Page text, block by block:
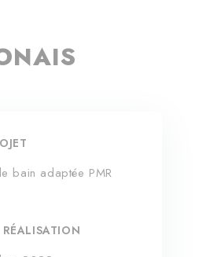
bain adaptée PMR